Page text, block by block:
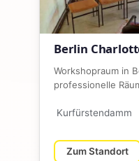
Berlin
Workshopraum in
professionelle
Kurfürstendamm
Zum Standort